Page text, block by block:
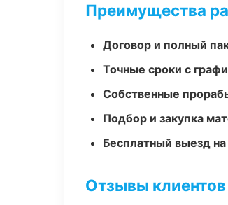
Преимущества
Договор и полный
Точные сроки с
Собственные
Подбор и закупка
Бесплатный выезд
Отзывы клиентов